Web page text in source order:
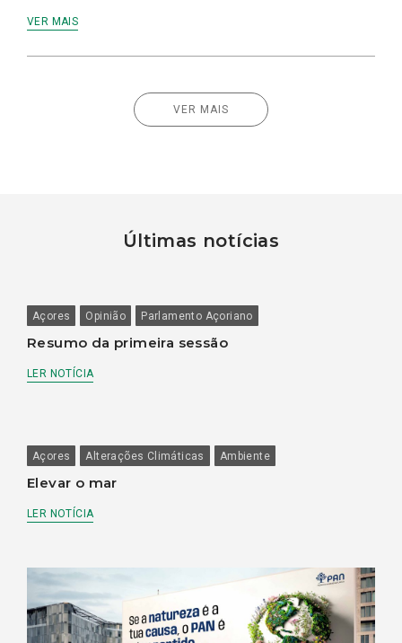
VER MAIS
VER MAIS
Últimas notícias
Açores Opinião Parlamento Açoriano
Resumo da primeira sessão
LER NOTÍCIA
Açores Alterações Climáticas Ambiente
Elevar o mar
LER NOTÍCIA